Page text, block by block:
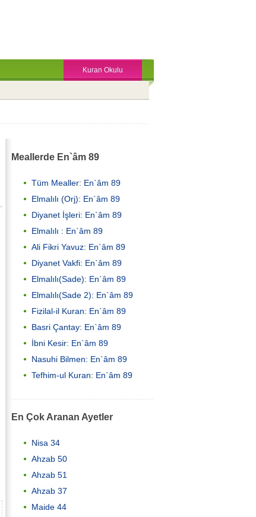
Kuran Okulu
Meallerde En`âm 89
Tüm Mealler: En`âm 89
Elmalılı (Orj): En`âm 89
Diyanet İşleri: En`âm 89
Elmalılı : En`âm 89
Ali Fikri Yavuz: En`âm 89
Diyanet Vakfi: En`âm 89
Elmalılı(Sade): En`âm 89
Elmalılı(Sade 2): En`âm 89
Fizilal-il Kuran: En`âm 89
Basri Çantay: En`âm 89
İbni Kesir: En`âm 89
Nasuhi Bilmen: En`âm 89
Tefhim-ul Kuran: En`âm 89
En Çok Aranan Ayetler
Nisa 34
Ahzab 50
Ahzab 51
Ahzab 37
Maide 44